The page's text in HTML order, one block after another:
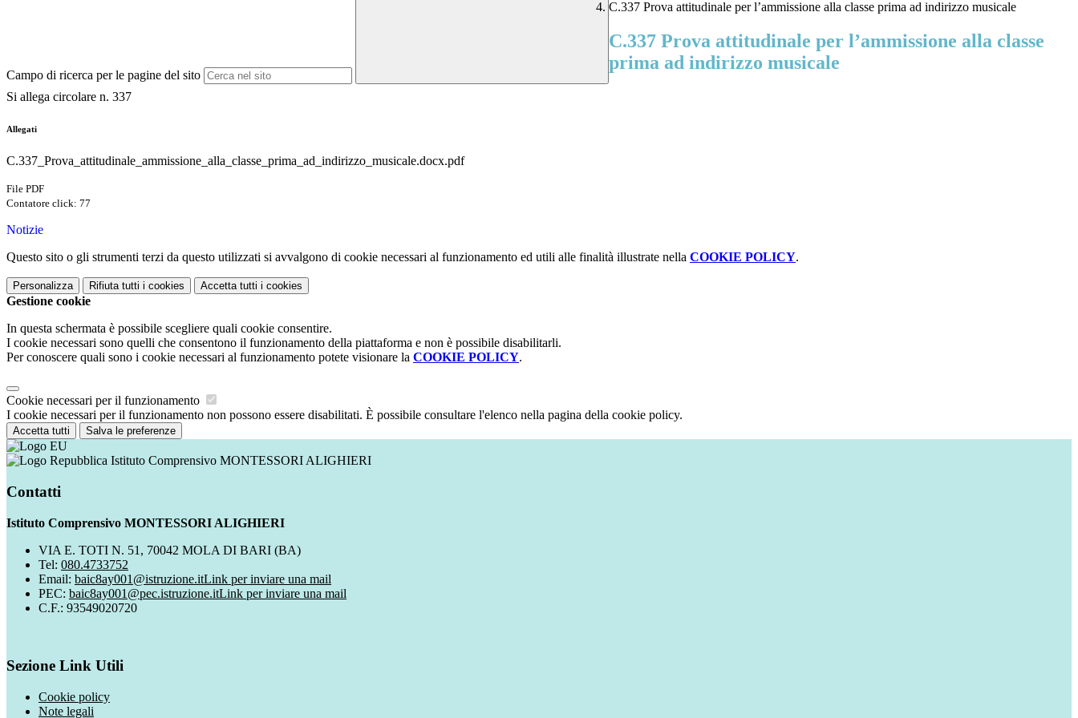
Campo di ricerca per le pagine del sito
C.337 Prova attitudinale per l’ammissione alla classe prima ad indirizzo musicale
C.337 Prova attitudinale per l’ammissione alla classe
prima ad indirizzo musicale
Si allega circolare n. 337
Allegati
C.337_Prova_attitudinale_ammissione_alla_classe_prima_ad_indirizzo_musicale.docx.pdf
File PDF
Contatore click: 77
Notizie
Questo sito o gli strumenti terzi da questo utilizzati si avvalgono di cookie necessari al funzionamento ed utili alle finalità illustrate nella COOKIE POLICY.
Personalizza Rifiuta tutti i cookies Accetta tutti i cookies
Gestione cookie
In questa schermata è possibile scegliere quali cookie consentire.
I cookie necessari sono quelli che consentono il funzionamento della piattaforma e non è possibile disabilitarli.
Per conoscere quali sono i cookie necessari al funzionamento potete visionare la COOKIE POLICY.
Cookie necessari per il funzionamento
I cookie necessari per il funzionamento non possono essere disabilitati. È possibile consultare l'elenco nella pagina della cookie policy.
Accetta tutti Salva le preferenze
Istituto Comprensivo MONTESSORI ALIGHIERI
Contatti
Istituto Comprensivo MONTESSORI ALIGHIERI
VIA E. TOTI N. 51, 70042 MOLA DI BARI (BA)
Tel: 080.4733752
Email: baic8ay001@istruzione.itLink per inviare una mail
PEC: baic8ay001@pec.istruzione.itLink per inviare una mail
C.F.: 93549020720
Sezione Link Utili
Cookie policy
Note legali